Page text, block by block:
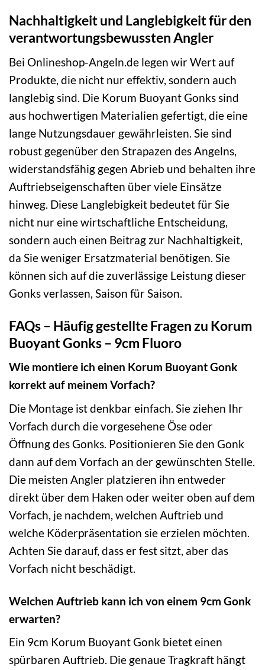
Nachhaltigkeit und Langlebigkeit für den
verantwortungsbewussten Angler
Bei Onlineshop-Angeln.de legen wir Wert auf
Produkte, die nicht nur effektiv, sondern auch
langlebig sind. Die Korum Buoyant Gonks sind
aus hochwertigen Materialien gefertigt, die eine
lange Nutzungsdauer gewährleisten. Sie sind
robust gegenüber den Strapazen des Angelns,
widerstandsfähig gegen Abrieb und behalten ihre
Auftriebseigenschaften über viele Einsätze
hinweg. Diese Langlebigkeit bedeutet für Sie
nicht nur eine wirtschaftliche Entscheidung,
sondern auch einen Beitrag zur Nachhaltigkeit,
da Sie weniger Ersatzmaterial benötigen. Sie
können sich auf die zuverlässige Leistung dieser
Gonks verlassen, Saison für Saison.
FAQs – Häufig gestellte Fragen zu Korum
Buoyant Gonks – 9cm Fluoro
Wie montiere ich einen Korum Buoyant Gonk
korrekt auf meinem Vorfach?
Die Montage ist denkbar einfach. Sie ziehen Ihr
Vorfach durch die vorgesehene Öse oder
Öffnung des Gonks. Positionieren Sie den Gonk
dann auf dem Vorfach an der gewünschten Stelle.
Die meisten Angler platzieren ihn entweder
direkt über dem Haken oder weiter oben auf dem
Vorfach, je nachdem, welchen Auftrieb und
welche Köderpräsentation sie erzielen möchten.
Achten Sie darauf, dass er fest sitzt, aber das
Vorfach nicht beschädigt.
Welchen Auftrieb kann ich von einem 9cm Gonk
erwarten?
Ein 9cm Korum Buoyant Gonk bietet einen
spürbaren Auftrieb. Die genaue Tragkraft hängt